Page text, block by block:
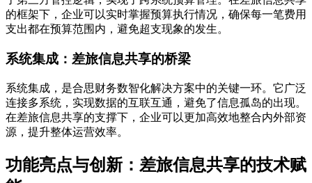
的框架下，企业可以实时掌握预算执行情况，确保每一笔费用
支出都在预算范围内，避免超支现象的发生。
系统集成：差旅信息共享的桥梁
系统集成，是合思财务数智化解决方案中的关键一环。它广泛
连接多系统，实现数据的互联互通，避免了信息孤岛的出现。
在差旅信息共享的支撑下，企业可以更加高效地整合内外部资
源，提升整体运营效率。
功能亮点与创新：差旅信息共享的技术赋